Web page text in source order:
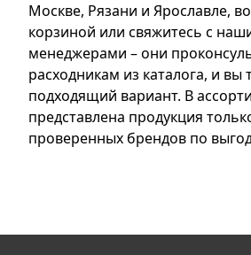
Москве, Рязани и Ярославле,
корзиной или свяжитесь с
менеджерами – они
расходникам из каталога, и вы
подходящий вариант. В
представлена продукция
проверенных брендов по